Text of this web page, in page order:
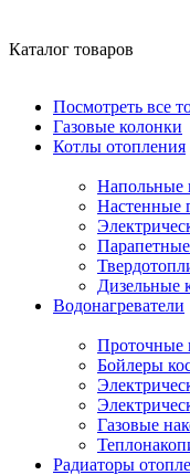
Каталог товаров
Посмотреть все
Газовые колонки
Котлы отопления
Напольные
Настенные
Дизельные
Водонагреватели
Проточные
Бойлеры
Газовые
Радиаторы